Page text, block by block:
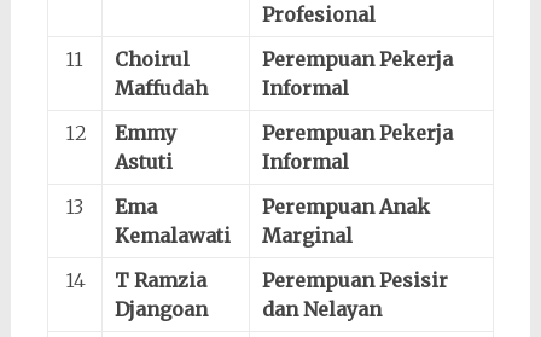
Profesional
11
Choirul
Maffudah
Perempuan Pekerja
Informal
12
Emmy
Astuti
Perempuan Pekerja
Informal
13
Ema
Kemalawati
Perempuan Anak
Marginal
14
T Ramzia
Djangoan
Perempuan Pesisir
dan Nelayan